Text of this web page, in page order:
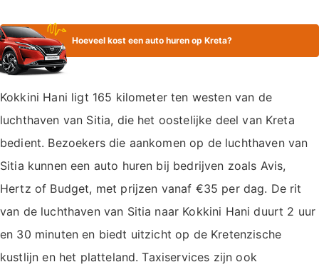
Hoeveel kost een auto huren op Kreta?
Kokkini Hani ligt 165 kilometer ten westen van de
luchthaven van Sitia, die het oostelijke deel van Kreta
bedient. Bezoekers die aankomen op de luchthaven van
Sitia kunnen een auto huren bij bedrijven zoals Avis,
Hertz of Budget, met prijzen vanaf €35 per dag. De rit
van de luchthaven van Sitia naar Kokkini Hani duurt 2 uur
en 30 minuten en biedt uitzicht op de Kretenzische
kustlijn en het platteland. Taxiservices zijn ook